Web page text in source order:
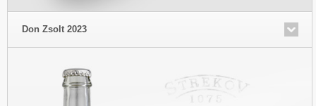
Don Zsolt 2023